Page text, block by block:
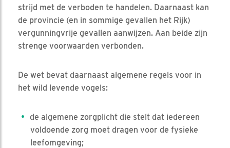
strijd met de verboden te handelen. Daarnaast kan
de provincie (en in sommige gevallen het Rijk)
vergunningvrije gevallen aanwijzen. Aan beide zijn
strenge voorwaarden verbonden.
De wet bevat daarnaast algemene regels voor in
het wild levende vogels:
de algemene zorgplicht die stelt dat iedereen
voldoende zorg moet dragen voor de fysieke
leefomgeving;